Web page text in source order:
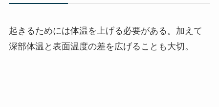
起きるためには体温を上げる必要がある。加えて
深部体温と表面温度の差を広げることも大切。